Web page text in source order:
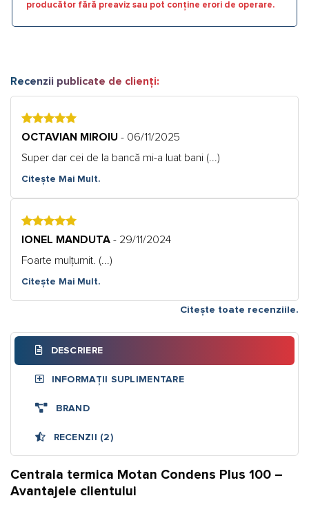
producător fără preaviz sau pot conține erori de operare.
Recenzii publicate de clienți:
5
OCTAVIAN MIROIU - 06/11/2025
Super dar cei de la bancă mi-a luat bani (...)
Citește Mai Mult.
5IONEL MANDUTA - 29/11/2024
Foarte mulțumit. (...)
Citește Mai Mult.
Citește toate recenziile.
DESCRIERE
INFORMAȚII SUPLIMENTARE
BRAND
RECENZII (2)
Centrala termica Motan Condens Plus 100 –
Avantajele clientului